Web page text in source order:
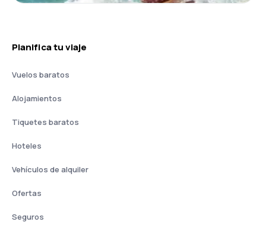
Planifica tu viaje
Vuelos baratos
Alojamientos
Tiquetes baratos
Hoteles
Vehículos de alquiler
Ofertas
Seguros